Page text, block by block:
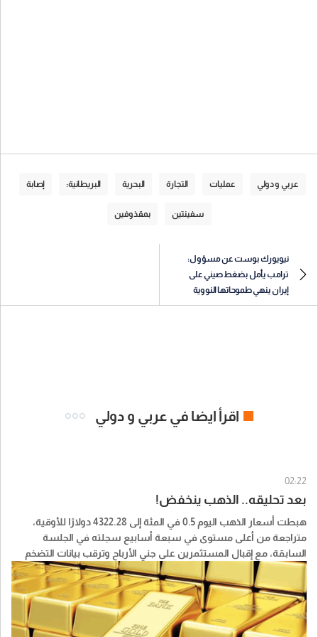
عربي و دولي عمليات التجارة البحرية البريطانية: إصابة
سفينتين بمقذوفين
نيويورك بوست عن مسؤول:
ترامب يأمل بضغط صيني على
إيران ينهي طموحاتها النووية
اقرأ ايضا في عربي و دولي
02:22
بعد تحليقه.. الذهب ينخفض!
هبطت أسعار الذهب اليوم 0.5 في المئة إلى 4322.28 دولارًا للأوقية،
متراجعة من أعلى مستوى في سبعة أسابيع سجلته في الجلسة
السابقة، مع إقبال المستثمرين على جني الأرباح وترقب بيانات التضخم
الأميركية لاستشراف مسار أسعار الفائدة، بحسب " وفا".